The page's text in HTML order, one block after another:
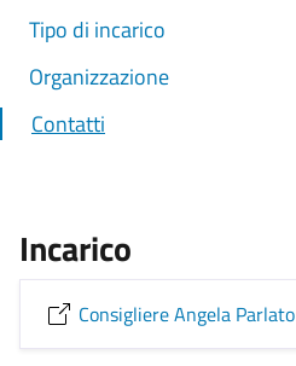
Tipo di incarico
Organizzazione
Contatti
Incarico
Consigliere Angela Parlato